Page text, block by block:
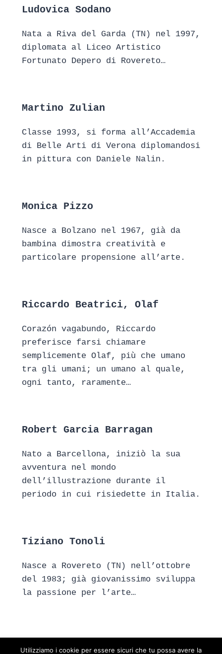
Ludovica Sodano
Nata a Riva del Garda (TN) nel 1997,
diplomata al Liceo Artistico
Fortunato Depero di Rovereto…
Martino Zulian
Classe 1993, si forma all’Accademia
di Belle Arti di Verona diplomandosi
in pittura con Daniele Nalin.
Monica Pizzo
Nasce a Bolzano nel 1967, già da
bambina dimostra creatività e
particolare propensione all’arte.
Riccardo Beatrici, Olaf
Corazón vagabundo, Riccardo
preferisce farsi chiamare
semplicemente Olaf, più che umano
tra gli umani; un umano al quale,
ogni tanto, raramente…
Robert Garcia Barragan
Nato a Barcellona, iniziò la sua
avventura nel mondo
dell’illustrazione durante il
periodo in cui risiedette in Italia.
Tiziano Tonoli
Nasce a Rovereto (TN) nell’ottobre
del 1983; già giovanissimo sviluppa
la passione per l’arte…
This website uses cookies to improve your
Utilizziamo i cookie per essere sicuri che tu possa avere la